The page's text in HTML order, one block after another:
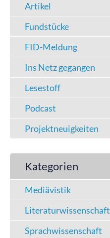
Artikel
Fundstücke
FID-Meldung
Ins Netz gegangen
Lesestoff
Podcast
Projektneuigkeiten
Kategorien
Mediävistik
Literaturwissenschaft
Sprachwissenschaft